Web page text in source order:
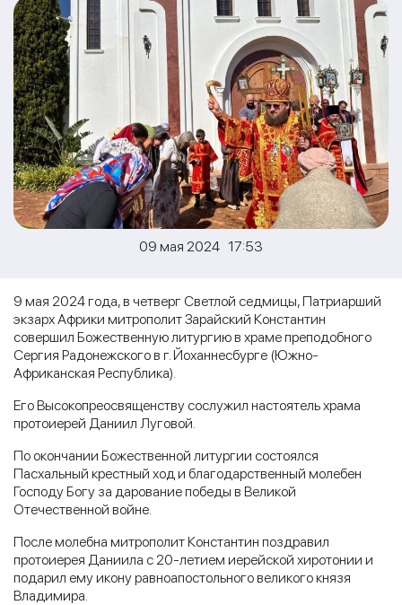
09 мая 2024 17:53
9 мая 2024 года, в четверг Светлой седмицы, Патриарший
экзарх Африки митрополит Зарайский Константин
совершил Божественную литургию в храме преподобного
Сергия Радонежского в г. Йоханнесбурге (Южно-
Африканская Республика).
Его Высокопреосвященству сослужил настоятель храма
протоиерей Даниил Луговой.
По окончании Божественной литургии состоялся
Пасхальный крестный ход и благодарственный молебен
Господу Богу за дарование победы в Великой
Отечественной войне.
После молебна митрополит Константин поздравил
протоиерея Даниила с 20-летием иерейской хиротонии и
подарил ему икону равноапостольного великого князя
Владимира.